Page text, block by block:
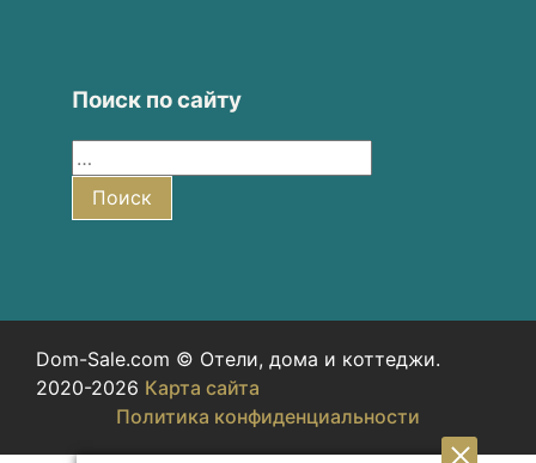
Поиск по сайту
Поиск
Dom-Sale.com © Отели, дома и коттеджи.
2020-2026 Карта сайта
Политика конфиденциальности